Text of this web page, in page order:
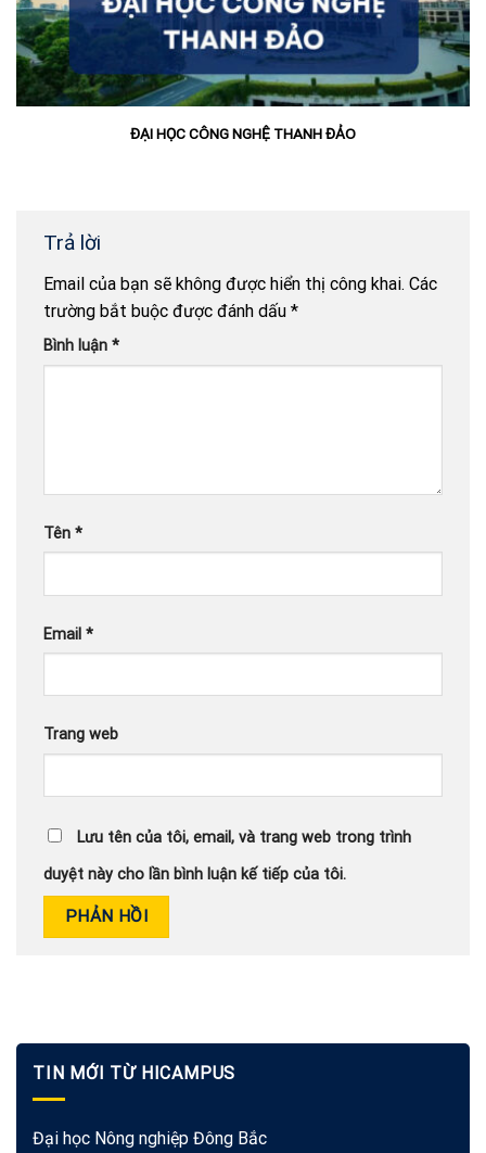
ĐẠI HỌC CÔNG NGHỆ THANH ĐẢO
Trả lời
Email của bạn sẽ không được hiển thị công khai. Các
trường bắt buộc được đánh dấu *
Bình luận *
Tên *
Email *
Trang web
Lưu tên của tôi, email, và trang web trong trình
duyệt này cho lần bình luận kế tiếp của tôi.
TIN MỚI TỪ HICAMPUS
Đại học Nông nghiệp Đông Bắc